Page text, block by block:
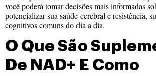
você poderá tomar decisões mais informadas
potencializar sua saúde cerebral e resistência,
cognitivos comuns do dia a dia.
O Que São
De NAD+ E Como